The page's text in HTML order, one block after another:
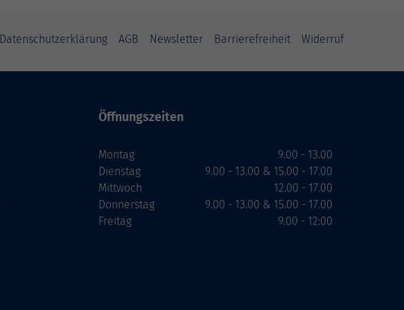
Datenschutzerklärung AGB Newsletter Barrierefreiheit Widerruf
Öffnungszeiten
Montag
Dienstag
Mittwoch
Donnerstag
Freitag
9.00 - 13.00
9.00 - 13.00 & 15.00 - 17.00
12.00 - 17.00
9.00 - 13.00 & 15.00 - 17.00
9.00 - 12:00